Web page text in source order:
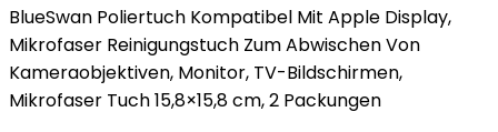
BlueSwan Poliertuch Kompatibel Mit Apple Display,
Mikrofaser Reinigungstuch Zum Abwischen Von
Kameraobjektiven, Monitor, TV-Bildschirmen,
Mikrofaser Tuch 15,8×15,8 cm, 2 Packungen